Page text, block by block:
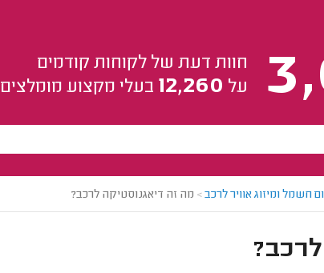
חוות דעת של לקוחות קודמים
על 12,260 בעלי מקצוע מומלצים
חשמל ומיזוג אוויר לרכב> מה זה דיאגנוסטיקה לרכב?